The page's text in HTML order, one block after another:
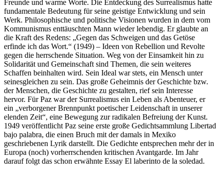
Freunde und warme Worte. Die Entdeckung des Surrealismus hatte
fundamentale Bedeutung für seine geistige Entwicklung und sein
Werk. Philosophische und politische Visionen wurden in dem vom
Kommunismus enttäuschten Mann wieder lebendig. Er glaubte an
die Kraft des Redens: „Gegen das Schweigen und das Getöse
erfinde ich das Wort.“ (1949) – Ideen von Rebellion und Revolte
gegen die herrschende Situation. Weg von der Einsamkeit hin zu
Solidarität und Gemeinschaft sind Themen, die sein weiteres
Schaffen beinhalten wird. Sein Ideal war stets, ein Mensch unter
seinesgleichen zu sein. Das große Geheimnis der Geschichte bzw.
der Menschen, die Geschichte zu gestalten, rief sein Interesse
hervor. Für Paz war der Surrealismus ein Leben als Abenteuer, er
ein „verborgener Brennpunkt poetischer Leidenschaft in unserer
elenden Zeit“, eine Bewegung zur radikalen Befreiung der Kunst.
1949 veröffentlicht Paz seine erste große Gedichtsammlung Libertad
bajo palabra, die einen Bruch mit der damals in Mexiko
geschriebenen Lyrik darstellt. Die Gedichte entsprechen mehr der in
Europa (noch) vorherrschenden kritischen Avantgarde. Im Jahr
darauf folgt das schon erwähnte Essay El laberinto de la soledad.